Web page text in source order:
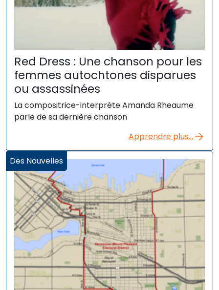
Red Dress : Une chanson pour les
femmes autochtones disparues
ou assassinées
La compositrice-interprète Amanda Rheaume
parle de sa dernière chanson
Apprendre plus...
Des Nouvelles